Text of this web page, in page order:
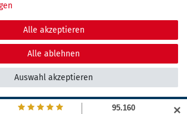
Vertrag widerrufen
maDDma GmbH. | Alle Rechte vorbehalten.
Alle akzeptieren
Alle ablehnen
Auswahl akzeptieren
✕